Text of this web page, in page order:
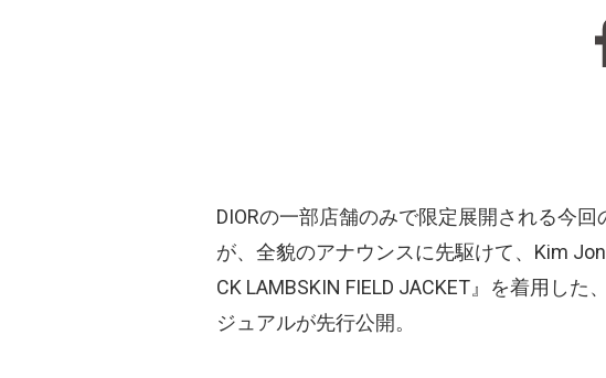
DIORの一部店舗のみで限定展開される今
が、全貌のアナウンスに先駆けて、Kim
CK LAMBSKIN FIELD JACKET』を着用した
ジュアルが先行公開。